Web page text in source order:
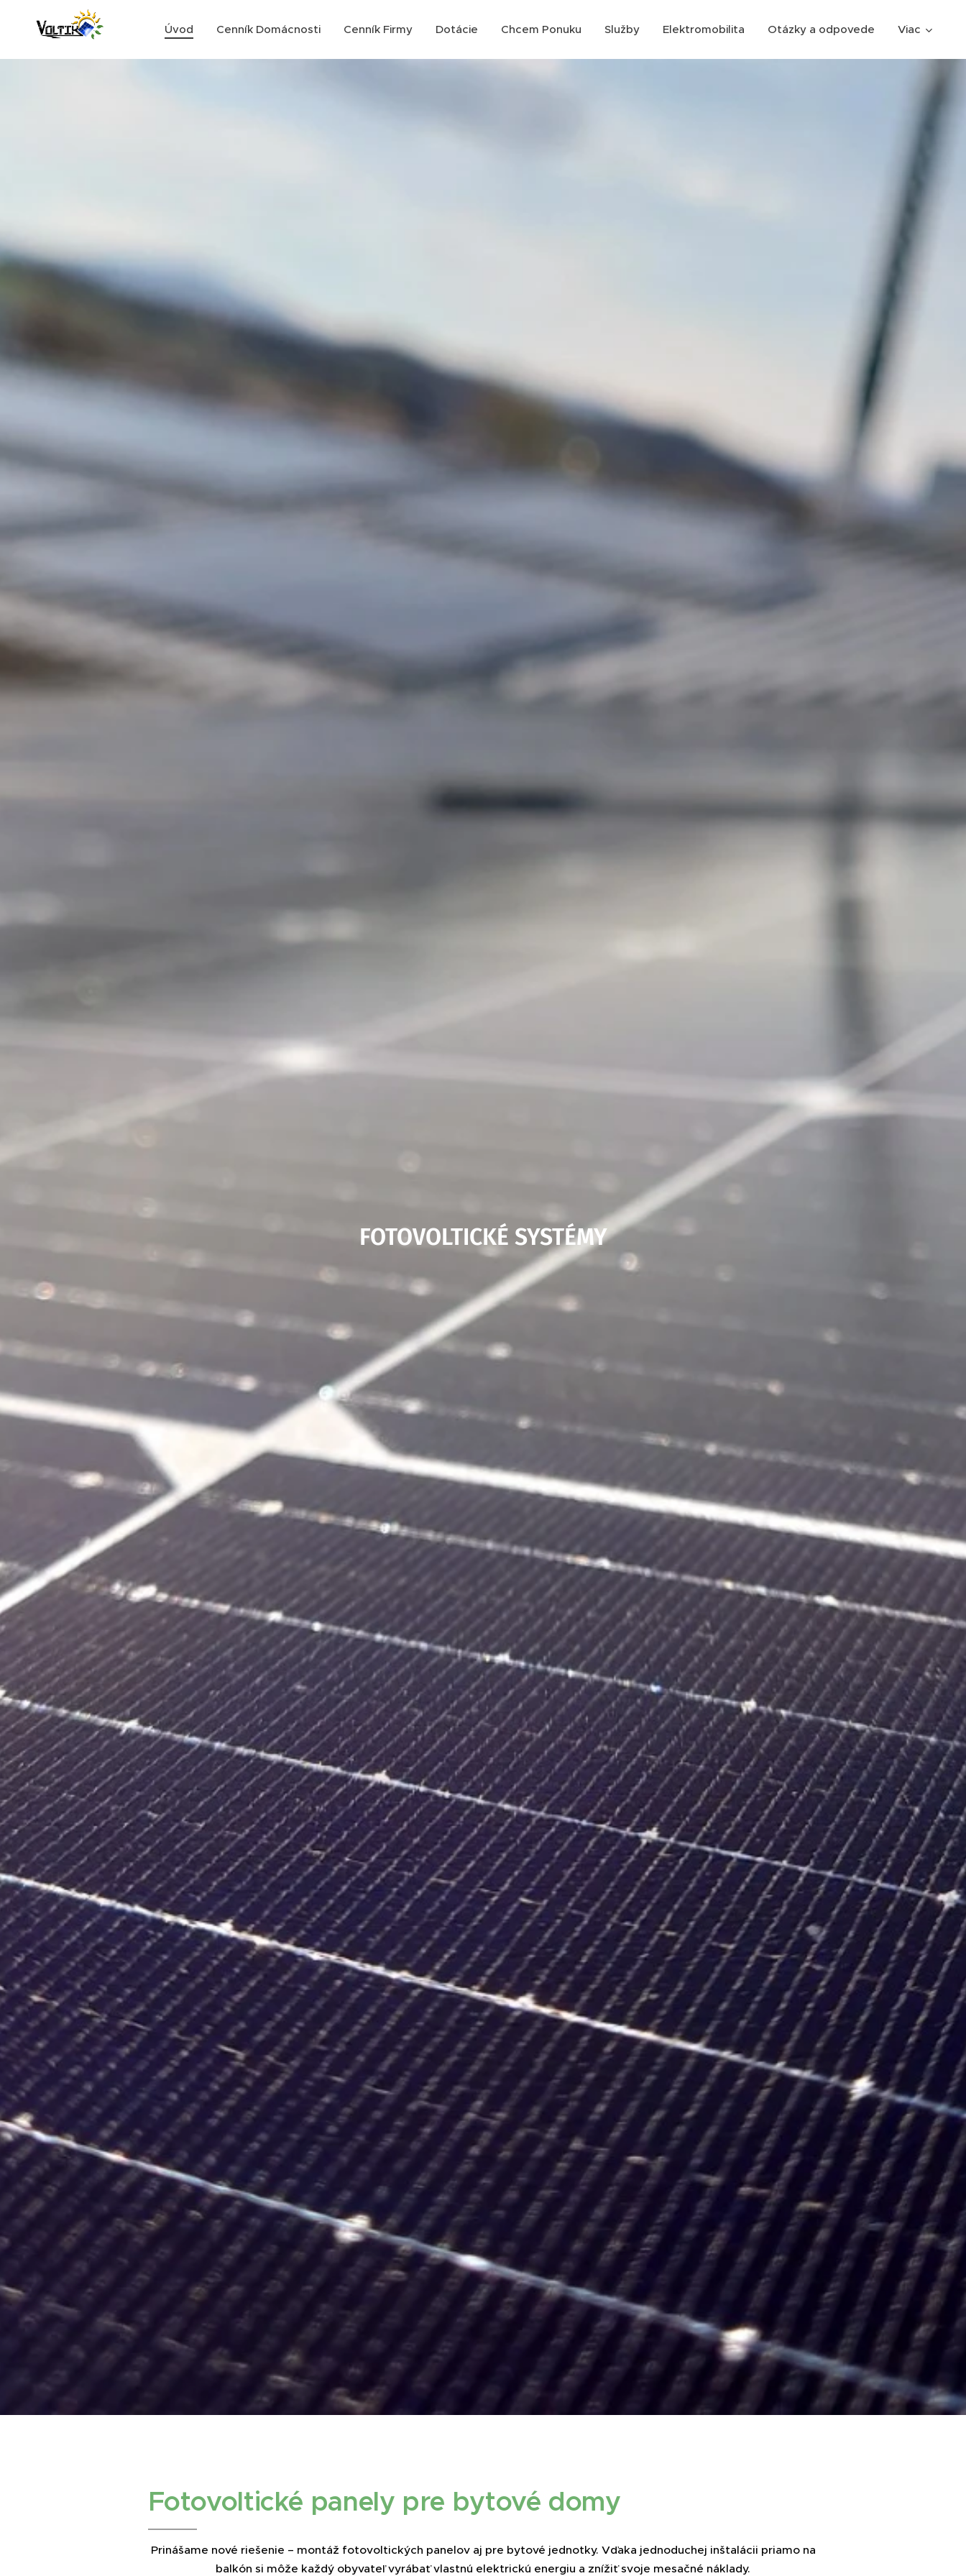
Úvod Cenník Domácnosti Cenník Firmy Dotácie Chcem Ponuku Služby Elektromobilita Otázky a odpovede Viac
FOTOVOLTICKÉ SYSTÉMY
Fotovoltické panely pre bytové domy
Prinášame nové riešenie – montáž fotovoltických panelov aj pre bytové jednotky. Vďaka jednoduchej inštalácii priamo na
balkón si môže každý obyvateľ vyrábať vlastnú elektrickú energiu a znížiť svoje mesačné náklady.